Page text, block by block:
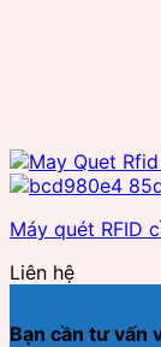
Máy quét RFID
Liên hệ
Bạn cần tư vấn